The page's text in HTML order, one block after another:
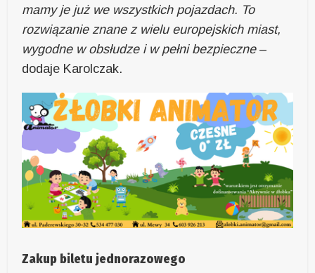
mamy je już we wszystkich pojazdach. To
rozwiązanie znane z wielu europejskich miast,
wygodne w obsłudze i w pełni bezpieczne–
dodaje Karolczak.
Zakup biletu jednorazowego